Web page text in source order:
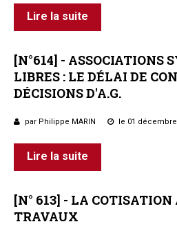
Copro. en difficulté
Formez-vous !
Lire la suite
[N°614] - ASSOCIATIONS
LIBRES : LE DÉLAI DE
DÉCISIONSD'A.G.
par Philippe MARIN le 01 décembre
Lire la suite
[N° 613] - LA COTISATION
TRAVAUX